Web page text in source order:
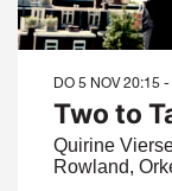
Two to
Quirine
Rowland,
DO 5 NOV20:15